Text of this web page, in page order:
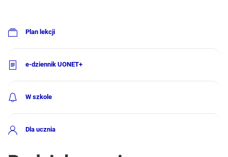
Plan lekcji
e-dziennik UONET+
W szkole
Dla ucznia